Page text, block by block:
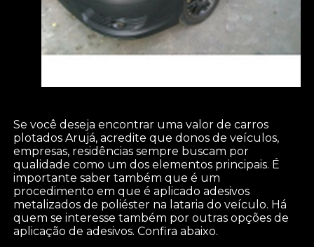
Se você deseja encontrar uma valor de carros
plotados Arujá, acredite que donos de veículos,
empresas, residências sempre buscam por
qualidade como um dos elementos principais. É
importante saber também que é um
procedimento em que é aplicado adesivos
metalizados de poliéster na lataria do veículo. Há
quem se interesse também por outras opções de
aplicação de adesivos. Confira abaixo.